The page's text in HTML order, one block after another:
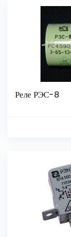
Реле РЭС-8